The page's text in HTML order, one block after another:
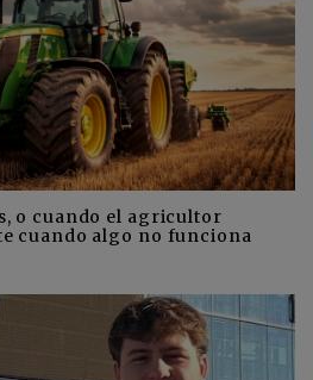
o cuando el agricultor
cuando algo no funciona